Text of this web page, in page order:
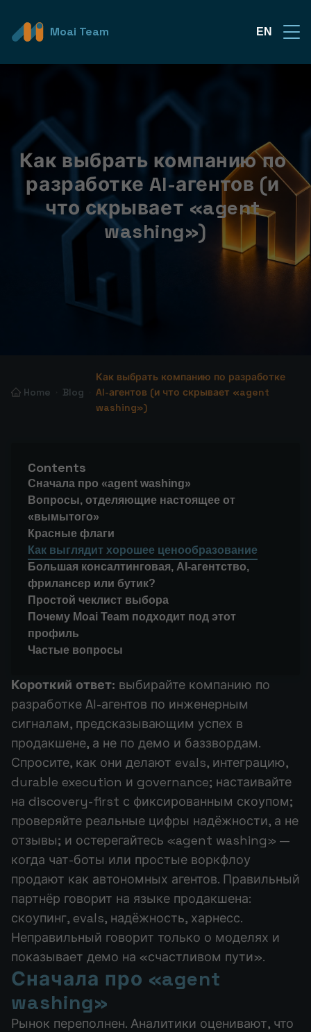
Moai Team EN
Как выбрать компанию по
разработке AI-агентов (и
что скрывает «agent
washing»)
Home Blog
Как выбрать компанию по разработке
AI-агентов (и что скрывает «agent
washing»)
Короткий ответ: выбирайте компанию по
разработке AI-агентов по инженерным
сигналам, предсказывающим успех в
продакшене, а не по демо и баззвордам.
Спросите, как они делают evals, интеграцию,
durable execution и governance; настаивайте
на discovery-first с фиксированным скоупом;
проверяйте реальные цифры надёжности, а не
отзывы; и остерегайтесь «agent washing» —
когда чат-боты или простые воркфлоу
продают как автономных агентов. Правильный
партнёр говорит на языке продакшена:
скоупинг, evals, надёжность, харнесс.
Неправильный говорит только о моделях и
показывает демо на «счастливом пути».
Сначала про «agent
washing»
Рынок переполнен. Аналитики оценивают, что
Contents
Сначала про «agent washing»
Вопросы, отделяющие настоящее от
«вымытого»
Красные флаги
Как выглядит хорошее ценообразование
Большая консалтинговая, AI-агентство,
фрилансер или бутик?
Простой чеклист выбора
Почему Moai Team подходит под этот
профиль
Частые вопросы